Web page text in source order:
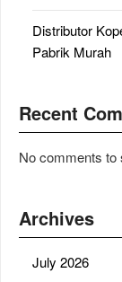
Distributor
Pabrik Murah
Recent
No comments to
Archives
July 2026